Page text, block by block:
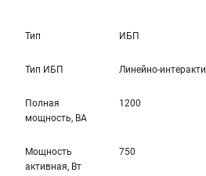
Тип ИБП
Тип ИБП Линейно-
Полная
мощность, ВА
1200
Мощность
активная, Вт
750